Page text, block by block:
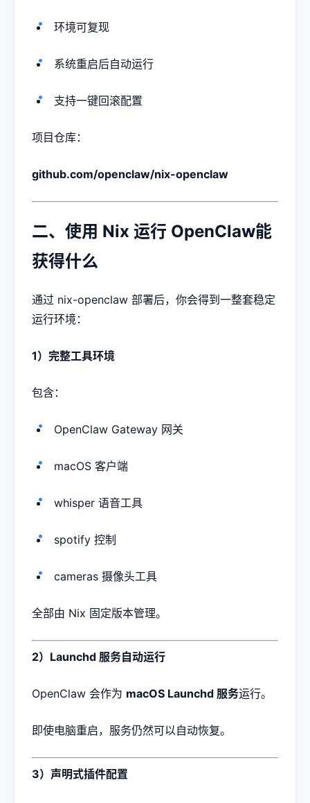
环境可复现
系统重启后自动运行
支持一键回滚配置
项目仓库：
github.com/openclaw/nix-openclaw
二、使用 Nix 运行 OpenClaw能
获得什么
通过 nix-openclaw 部署后，你会得到一整套稳定
运行环境：
1）完整工具环境
包含：
OpenClaw Gateway 网关
macOS 客户端
whisper 语音工具
spotify 控制
cameras 摄像头工具
全部由 Nix 固定版本管理。
2）Launchd 服务自动运行
OpenClaw 会作为 macOS Launchd 服务运行。
即使电脑重启，服务仍然可以自动恢复。
3）声明式插件配置